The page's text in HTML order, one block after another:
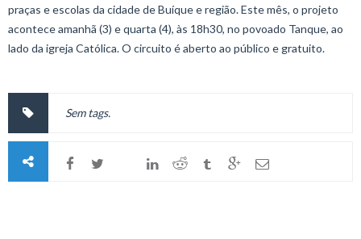
praças e escolas da cidade de Buíque e região. Este mês, o projeto
acontece amanhã (3) e quarta (4), às 18h30, no povoado Tanque, ao
lado da igreja Católica. O circuito é aberto ao público e gratuito.
Sem tags.